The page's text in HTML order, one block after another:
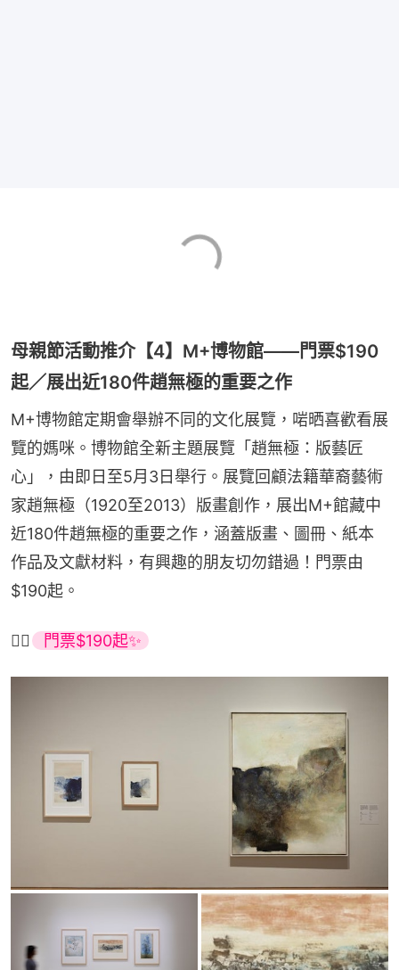
母親節活動推介【4】M+博物館——門票$190
起／展出近180件趙無極的重要之作
M+博物館定期會舉辦不同的文化展覽，啱晒喜歡看展
覽的媽咪。博物館全新主題展覽「趙無極：版藝匠
心」，由即日至5月3日舉行。展覽回顧法籍華裔藝術
家趙無極（1920至2013）版畫創作，展出M+館藏中
近180件趙無極的重要之作，涵蓋版畫、圖冊、紙本
作品及文獻材料，有興趣的朋友切勿錯過！門票由
$190起。
👉🏻 門票$190起✨